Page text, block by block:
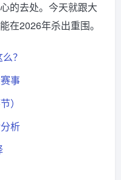
的去处。今天就跟大
在2026年杀出重围。
？
事
）
析